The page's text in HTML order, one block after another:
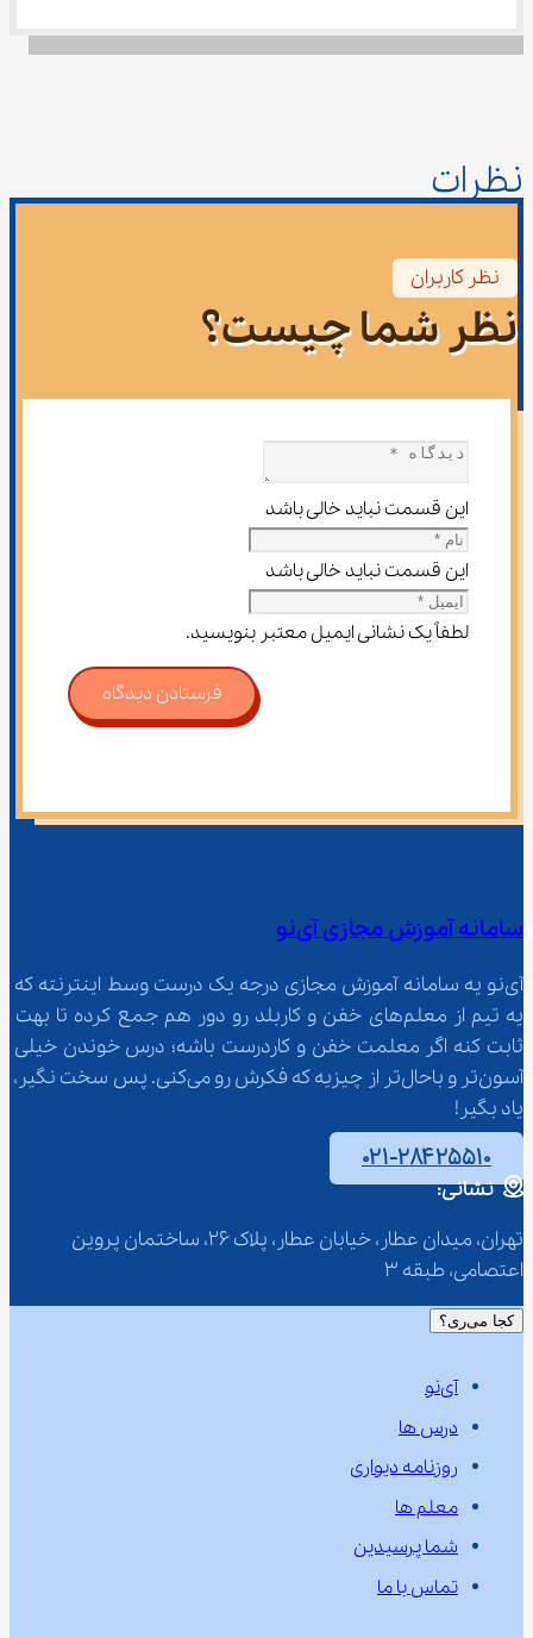
نظرات
نظر کاربران
نظر شما چیست؟
این قسمت نباید خالی باشد
این قسمت نباید خالی باشد
لطفاً یک نشانی ایمیل معتبر بنویسید.
فرستادن دیدگاه
سامانه آموزش مجازی آی‌نو
آی‌نو یه سامانه آموزش مجازی درجه یک درست وسط اینترنته که
یه تیم از معلم‌‌های خفن و کاربلد رو دور هم جمع کرده تا بهت
ثابت کنه اگر معلمت خفن و کاردرست باشه؛ درس خوندن خیلی
آسون‌تر و باحال‌تر از چیزیه که فکرش رو می‌کنی. پس سخت نگیر،
یاد بگیر!
۰۲۱-۲۸۴۲۵۵۱۰
نشانی:
تهران، میدان عطار، خیابان عطار، پلاک 26، ساختمان پروین
اعتصامی، طبقه 3
کجا می‌ری؟
آی‌نو
درس ها
روزنامه دیواری
معلم ها
شما پرسیدین
تماس با ما